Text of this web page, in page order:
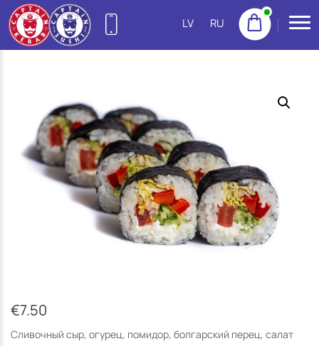
22155533
(Pļavnieki)
23222300
(Imanta)
20665777
(Jugla)
22158888
LV RU
€7.50
Сливочный сыр, огурец, помидор, болгарский перец, салат